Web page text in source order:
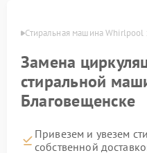
Стиральная машина Whirlpool
Замена
стиральной
Благовещенске
Привезем и увезем
собственной